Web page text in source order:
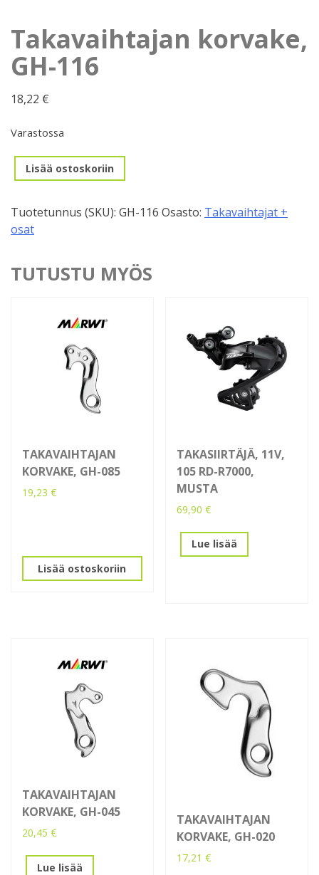
Takavaihtajan korvake,
GH-116
18,22 €
Varastossa
Takavaihtajan
korvake,
116
määrä
Lisää ostoskoriin
Tuotetunnus (SKU): GH-116 Osasto: Takavaihtajat +
osat
TUTUSTU MYÖS
TAKAVAIHTAJAN
KORVAKE, GH-085
19,23 €
Lisää ostoskoriin
TAKASIIRTÄJÄ, 11V,
105 RD-R7000,
MUSTA
69,90€
Lue lisää
TAKAVAIHTAJAN
KORVAKE, GH-045
20,45 €
Lue lisää
TAKAVAIHTAJAN
KORVAKE, GH-020
17,21€